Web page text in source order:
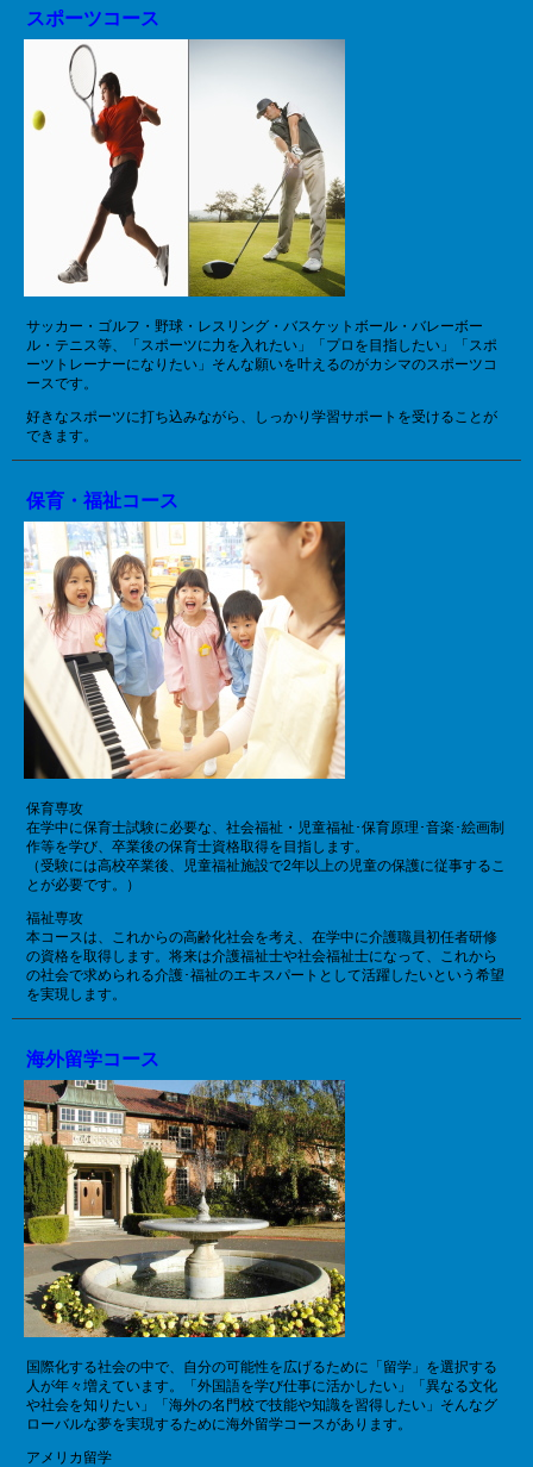
スポーツコース
サッカー・ゴルフ・野球・レスリング・バスケットボール・バレーボー
ル・テニス等、「スポーツに力を入れたい」「プロを目指したい」「スポ
ーツトレーナーになりたい」そんな願いを叶えるのがカシマのスポーツコ
ースです。
好きなスポーツに打ち込みながら、しっかり学習サポートを受けることが
できます。
保育・福祉コース
保育専攻
在学中に保育士試験に必要な、社会福祉・児童福祉･保育原理･音楽･絵画制
作等を学び、卒業後の保育士資格取得を目指します。
（受験には高校卒業後、児童福祉施設で2年以上の児童の保護に従事するこ
とが必要です。）
福祉専攻
本コースは、これからの高齢化社会を考え、在学中に介護職員初任者研修
の資格を取得します。将来は介護福祉士や社会福祉士になって、これから
の社会で求められる介護･福祉のエキスパートとして活躍したいという希望
を実現します。
海外留学コース
国際化する社会の中で、自分の可能性を広げるために「留学」を選択する
人が年々増えています。「外国語を学び仕事に活かしたい」「異なる文化
や社会を知りたい」「海外の名門校で技能や知識を習得したい」そんなグ
ローバルな夢を実現するために海外留学コースがあります。
アメリカ留学